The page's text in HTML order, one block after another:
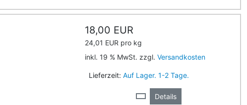
18,00 EUR
24,01 EUR pro kg
inkl. 19 % MwSt. zzgl. Versandkosten
Lieferzeit: Auf Lager. 1-2 Tage.
Details